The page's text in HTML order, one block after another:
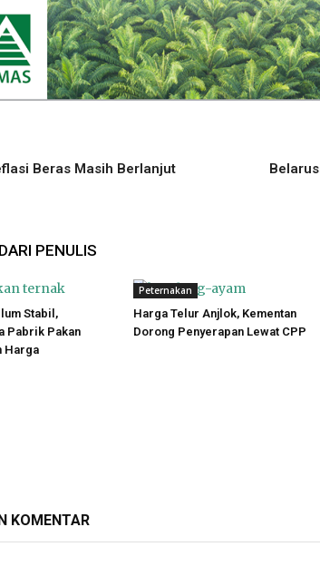
Beras Masih Berlanjut
DARI PENULIS
Stabil,
Pabrik Pakan
Harga
Peternakan
Harga Telur Anjlok, Kementan
Dorong Penyerapan Lewat CPP
KOMENTAR